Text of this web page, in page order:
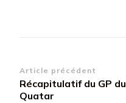
Navigation
d’article
Article précédent
Récapitulatif du GP du
Quatar